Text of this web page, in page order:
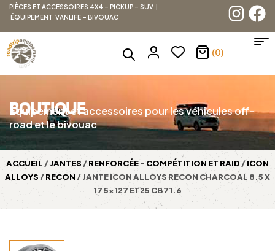
PIÈCES ET ACCESSOIRES 4X4 – PICKUP – SUV |
ÉQUIPEMENT VANLIFE – BIVOUAC
(0)
BOUTIQUE
Équipement et accessoires pour les véhicules off-
road et le bivouac
ACCUEIL /JANTES /RENFORCÉE - COMPÉTITION ET RAID /ICON
ALLOYS /RECON / JANTE ICON ALLOYS RECON CHARCOAL 8.5 X
17 5×127 ET25 CB71.6